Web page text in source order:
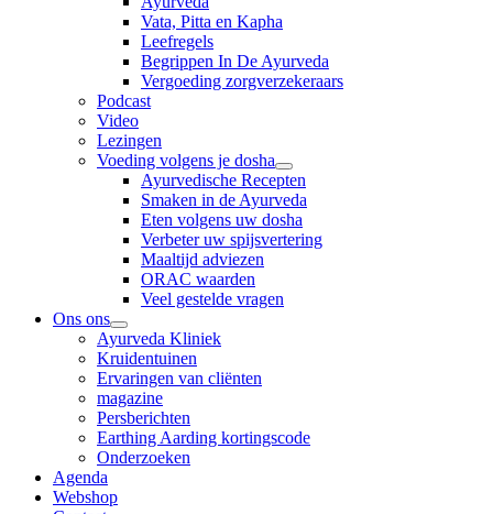
Vata, Pitta en Kapha
Leefregels
Begrippen In De Ayurveda
Vergoeding zorgverzekeraars
Podcast
Video
Lezingen
Voeding volgens je dosha
Ayurvedische Recepten
Smaken in de Ayurveda
Eten volgens uw dosha
Verbeter uw spijsvertering
Maaltijd adviezen
ORAC waarden
Veel gestelde vragen
Ons ons
Ayurveda Kliniek
Kruidentuinen
Ervaringen van cliënten
magazine
Persberichten
Earthing Aarding kortingscode
Onderzoeken
Agenda
Webshop